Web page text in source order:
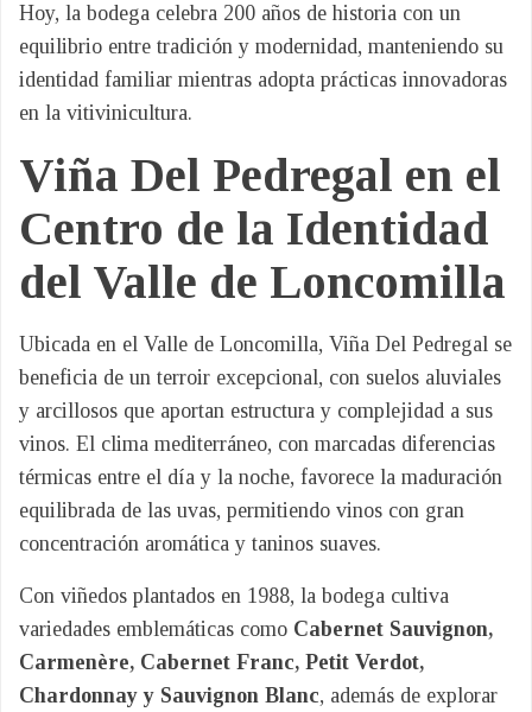
Hoy, la bodega celebra 200 años de historia con un
equilibrio entre tradición y modernidad, manteniendo su
identidad familiar mientras adopta prácticas innovadoras
en la vitivinicultura.
Viña Del Pedregal en el
Centro de la Identidad
del Valle de Loncomilla
Ubicada en el Valle de Loncomilla, Viña Del Pedregal se
beneficia de un terroir excepcional, con suelos aluviales
y arcillosos que aportan estructura y complejidad a sus
vinos. El clima mediterráneo, con marcadas diferencias
térmicas entre el día y la noche, favorece la maduración
equilibrada de las uvas, permitiendo vinos con gran
concentración aromática y taninos suaves.
Con viñedos plantados en 1988, la bodega cultiva
variedades emblemáticas como Cabernet Sauvignon,
Carmenère, Cabernet Franc, Petit Verdot,
Chardonnay y Sauvignon Blanc, además de explorar